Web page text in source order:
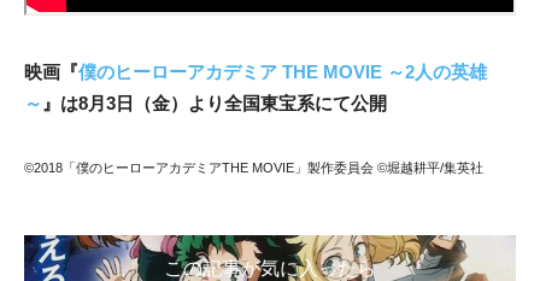
映画『僕のヒーローアカデミア THE MOVIE ～2人の英雄
～ 』は8月3日（金）より全国東宝系にて公開
©2018「僕のヒーローアカデミアTHE MOVIE」製作委員会 ©堀越耕平/集英社
この記事が気に入ったら